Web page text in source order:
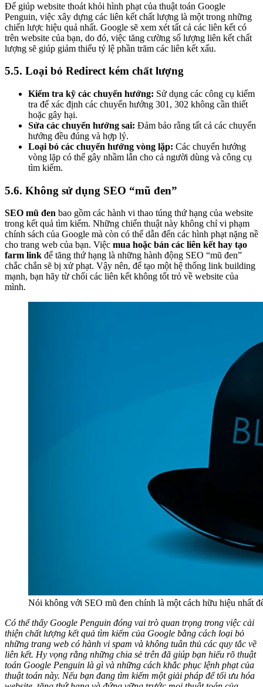
Để giúp website thoát khỏi hình phạt của thuật toán Google
Penguin, việc xây dựng các liên kết chất lượng là một trong những
chiến lược hiệu quả nhất. Google sẽ xem xét tất cả các liên kết có
trên website của bạn, do đó, việc tăng cường số lượng liên kết chất
lượng sẽ giúp giảm thiểu tỷ lệ phần trăm các liên kết xấu.
5.5. Loại bỏ Redirect kém chất lượng
Kiểm tra kỹ các chuyển hướng: Sử dụng các công cụ kiểm
tra để xác định các chuyển hướng 301, 302 không cần thiết
hoặc gây hại.
Sửa các chuyển hướng sai: Đảm bảo rằng tất cả các chuyển
hướng đều đúng và hợp lý.
Loại bỏ các chuyển hướng vòng lặp: Các chuyển hướng
vòng lặp có thể gây nhầm lẫn cho cả người dùng và công cụ
tìm kiếm.
5.6. Không sử dụng SEO “mũ đen”
SEO mũ đen bao gồm các hành vi thao túng thứ hạng của website
trong kết quả tìm kiếm. Những chiến thuật này không chỉ vi phạm
chính sách của Google mà còn có thể dẫn đến các hình phạt nặng nề
cho trang web của bạn. Việc mua hoặc bán các liên kết hay tạo
farm link để tăng thứ hạng là những hành động SEO “mũ đen”
chắc chắn sẽ bị xử phạt. Vậy nên, để tạo một hệ thống link building
mạnh, bạn hãy từ chối các liên kết không tốt trỏ về website của
mình.
Nói không với SEO mũ đen chính là một cách hữu hiệu nhất
Có thể thấy Google Penguin đóng vai trò quan trọng trong việc cải
thiện chất lượng kết quả tìm kiếm của Google bằng cách loại bỏ
những trang web có hành vi spam và không tuân thủ các quy tắc về
liên kết. Hy vọng rằng những chia sẻ trên đã giúp bạn hiểu rõ thuật
toán Google Penguin là gì và những cách khắc phục lệnh phạt của
thuật toán này. Nếu bạn đang tìm kiếm một giải pháp để tối ưu hóa